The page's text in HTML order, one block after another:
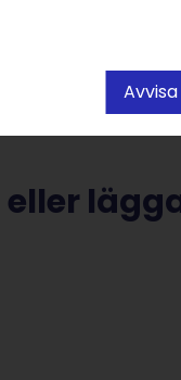
Avvisa